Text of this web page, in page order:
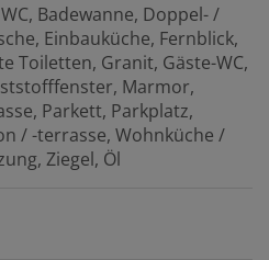
Badewanne Doppel- /
Einbauküche Fernblick
Toiletten Granit Gäste-WC
Marmor
Parkett Parkplatz
/ -terrasse Wohnküche /
Ziegel Öl